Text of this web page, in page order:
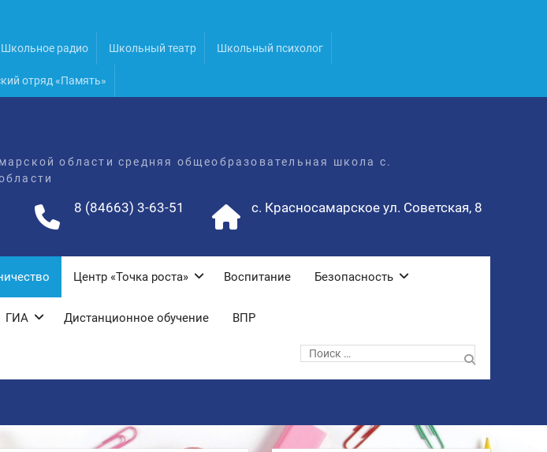
Школьное радио Школьный театр Школьный психолог
отряд «Память»
области средняя общеобразовательная школа с.
8 (84663) 3-63-51 с. Красносамарское ул. Советская, 8
Центр «Точка роста» Воспитание Безопасность
ГИА Дистанционное обучение ВПР
Поиск
по: